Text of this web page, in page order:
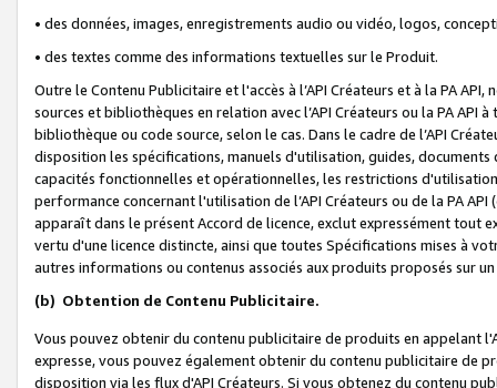
• des données, images, enregistrements audio ou vidéo, logos,
• des textes comme des informations textuelles sur le Produit.
Outre le Contenu Publicitaire et l'accès à l’API Créateurs et à la PA
sources et bibliothèques en relation avec l’API Créateurs ou la PA
bibliothèque ou code source, selon le cas. Dans le cadre de l’API
disposition les spécifications, manuels d'utilisation, guides,
capacités fonctionnelles et opérationnelles, les restrictions
performance concernant l'utilisation de l’API Créateurs ou de la PA
apparaît dans le présent Accord de licence, exclut expressément tout
vertu d'une licence distincte, ainsi que toutes Spécifications mises à
autres informations ou contenus associés aux produits proposés sur
(b) Obtention de Contenu Publicitaire.
Vous pouvez obtenir du contenu publicitaire de produits en appelant
expresse, vous pouvez également obtenir du contenu publicitaire de
disposition via les flux d'API Créateurs. Si vous obtenez du contenu